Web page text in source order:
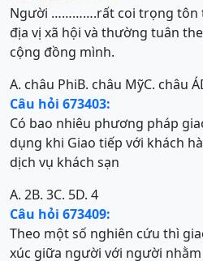
Người ………….rất coi trọng tôn
địa vị xã hội và thường tuân
cộng đồng mình.
A. châu PhiB. châu MỹC. châu Á
Câu hỏi 673403:
Có bao nhiêu phương pháp
dụng khi Giao tiếp với khách
dịch vụ khách sạn
A. 2B. 3C. 5D. 4
Câu hỏi 673409:
Theo một số nghiên cứu thì
xúc giữa người với người